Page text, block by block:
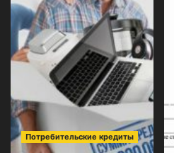
Потребительские кредиты